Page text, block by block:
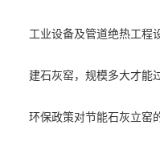
工业设备及管道绝热工程
建石灰窑，规模多大才能
环保政策对节能石灰立窑